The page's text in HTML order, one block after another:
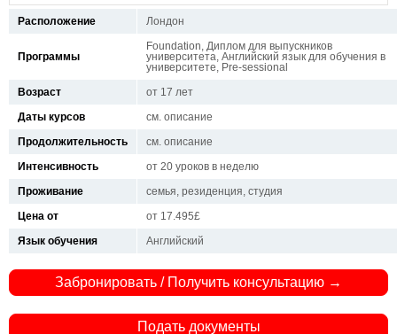
Расположение Лондон
Программы
Foundation, Диплом для выпускников
университета, Английский язык для обучения в
университете, Pre-sessional
Возраст
от 17 лет
Даты курсов
см. описание
Продолжительность
см. описание
Интенсивность
от 20 уроков в неделю
Проживание
семья, резиденция, студия
Цена от
от 17.495£
Язык обучения
Английский
Забронировать / Получить консультацию →
Подать документы